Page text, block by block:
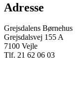
Adresse
Grejsdalens Børnehus
Grejsdalsvej 155 A
7100 Vejle
Tlf. 21 62 06 03